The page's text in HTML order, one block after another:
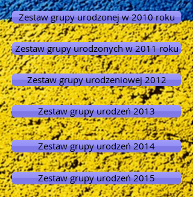
Zestaw grupy urodzonej w 2010 roku
Zestaw grupy urodzonych w 2011 roku
Zestaw grupy urodzeniowej 2012
Zestaw grupy urodzeń 2013
Zestaw grupy urodzeń 2014
Zestaw grupy urodzeń 2015